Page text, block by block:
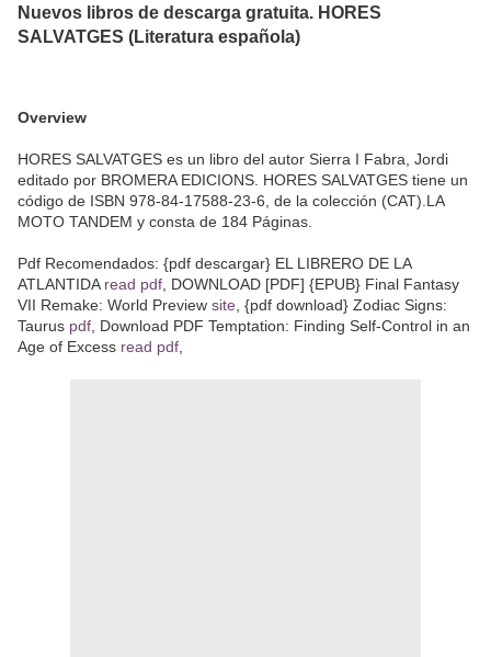
Nuevos libros de descarga gratuita. HORES
SALVATGES (Literatura española)
Overview
HORES SALVATGES es un libro del autor Sierra I Fabra, Jordi
editado por BROMERA EDICIONS. HORES SALVATGES tiene un
código de ISBN 978-84-17588-23-6, de la colección (CAT).LA
MOTO TANDEM y consta de 184 Páginas.
Pdf Recomendados: {pdf descargar} EL LIBRERO DE LA
ATLANTIDA read pdf , DOWNLOAD [PDF] {EPUB} Final Fantasy
VII Remake: World Preview site , {pdf download} Zodiac Signs:
Taurus pdf , Download PDF Temptation: Finding Self-Control in an
Age of Excess read pdf